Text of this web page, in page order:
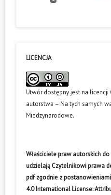
LICENCJA
Utwór dostępny jest na licencji
autorstwa – Na tych samych
Miedzynarodowe.
Właściciele praw autorskich
udzielają Czytelnikowi prawa
pdf zgodnie z
4.0 International License: